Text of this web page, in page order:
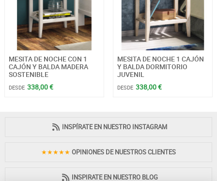
MESITA DE NOCHE CON 1
CAJÓN Y BALDA MADERA
SOSTENIBLE
DESDE 338,00 €
MESITA DE NOCHE 1 CAJÓN
Y BALDA DORMITORIO
JUVENIL
DESDE 338,00 €
INSPÍRATE EN NUESTRO INSTAGRAM
★★★★★ OPINIONES DE NUESTROS CLIENTES
INSPIRATE EN NUESTRO BLOG